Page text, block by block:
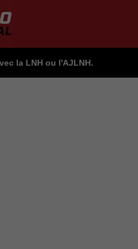
la LNH ou l'AJLNH.